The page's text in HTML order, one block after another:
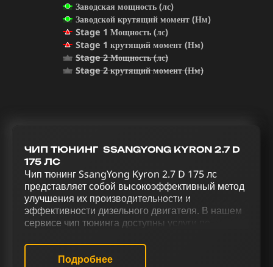
Заводская мощность (лс)
Заводской крутящий момент (Нм)
Stage 1 Мощность (лс)
Stage 1 крутящий момент (Нм)
Stage 2 Мощность (лс)
Stage 2 крутящий момент (Нм)
ЧИП ТЮНИНГ SSANGYONG KYRON 2.7 D
175 ЛС
Чип тюнинг SsangYong Kyron 2.7 D 175 лс
представляет собой высокоэффективный метод
улучшения их производительности и
эффективности дизельного двигателя. В нашем
сервисе чип тюнинга доступны услуги по
характеристик SsangYong Kyron 2.7 D 175 лс.
Наш подход к повышению эффективности
Подробнее